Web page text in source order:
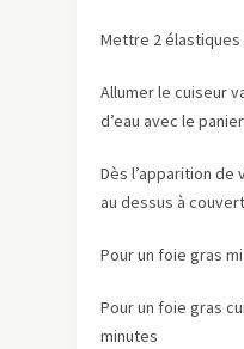
Mettre 2
Allumer le cuiseur
d’eau avec le
Dès l’apparition
au dessus à
Pour un foie gras
Pour un foie gras
minutes